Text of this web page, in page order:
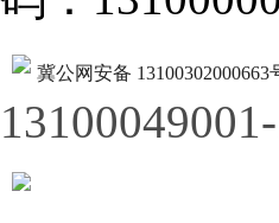
冀公网安备 13100302000663